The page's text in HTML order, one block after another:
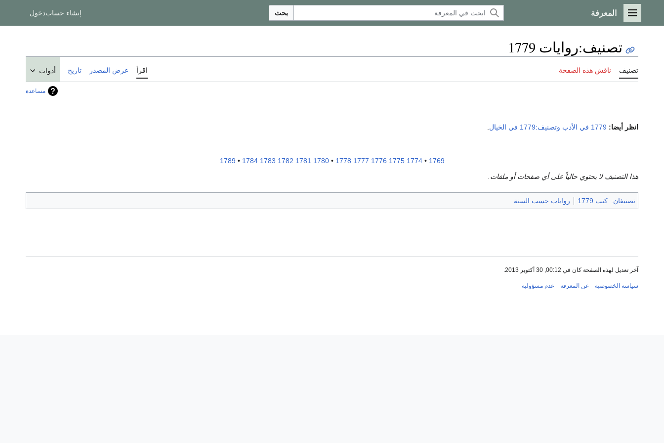
القائمة الرئيسية
المعرفة بحث إنشاء حسابدخول
تصنيف:روايات 1779
تصنيف ناقش هذه الصفحة اقرأ عرض المصدر تاريخ أدوات
مساعدة
انظر أيضا: 1779 في الأدب وتصنيف:1779 في الخيال
1769
•
1774
1775
1776
1777
1778
•
1780
1781
1782
1783
1784
•
1789
هذا التصنيف لا يحتوي حالياً على أي صفحات أو ملفات.
تصنيفان: كتب 1779 روايات حسب السنة
آخر تعديل لهذه الصفحة كان في 00:12, 30 أكتوبر 2013.
سياسة الخصوصية عن المعرفة عدم مسؤولية